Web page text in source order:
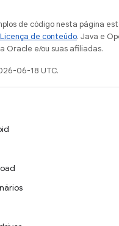
de código nesta página
Licença de conteúdo. Java e
Oracle e/ou suas afiliadas.
06-18 UTC.